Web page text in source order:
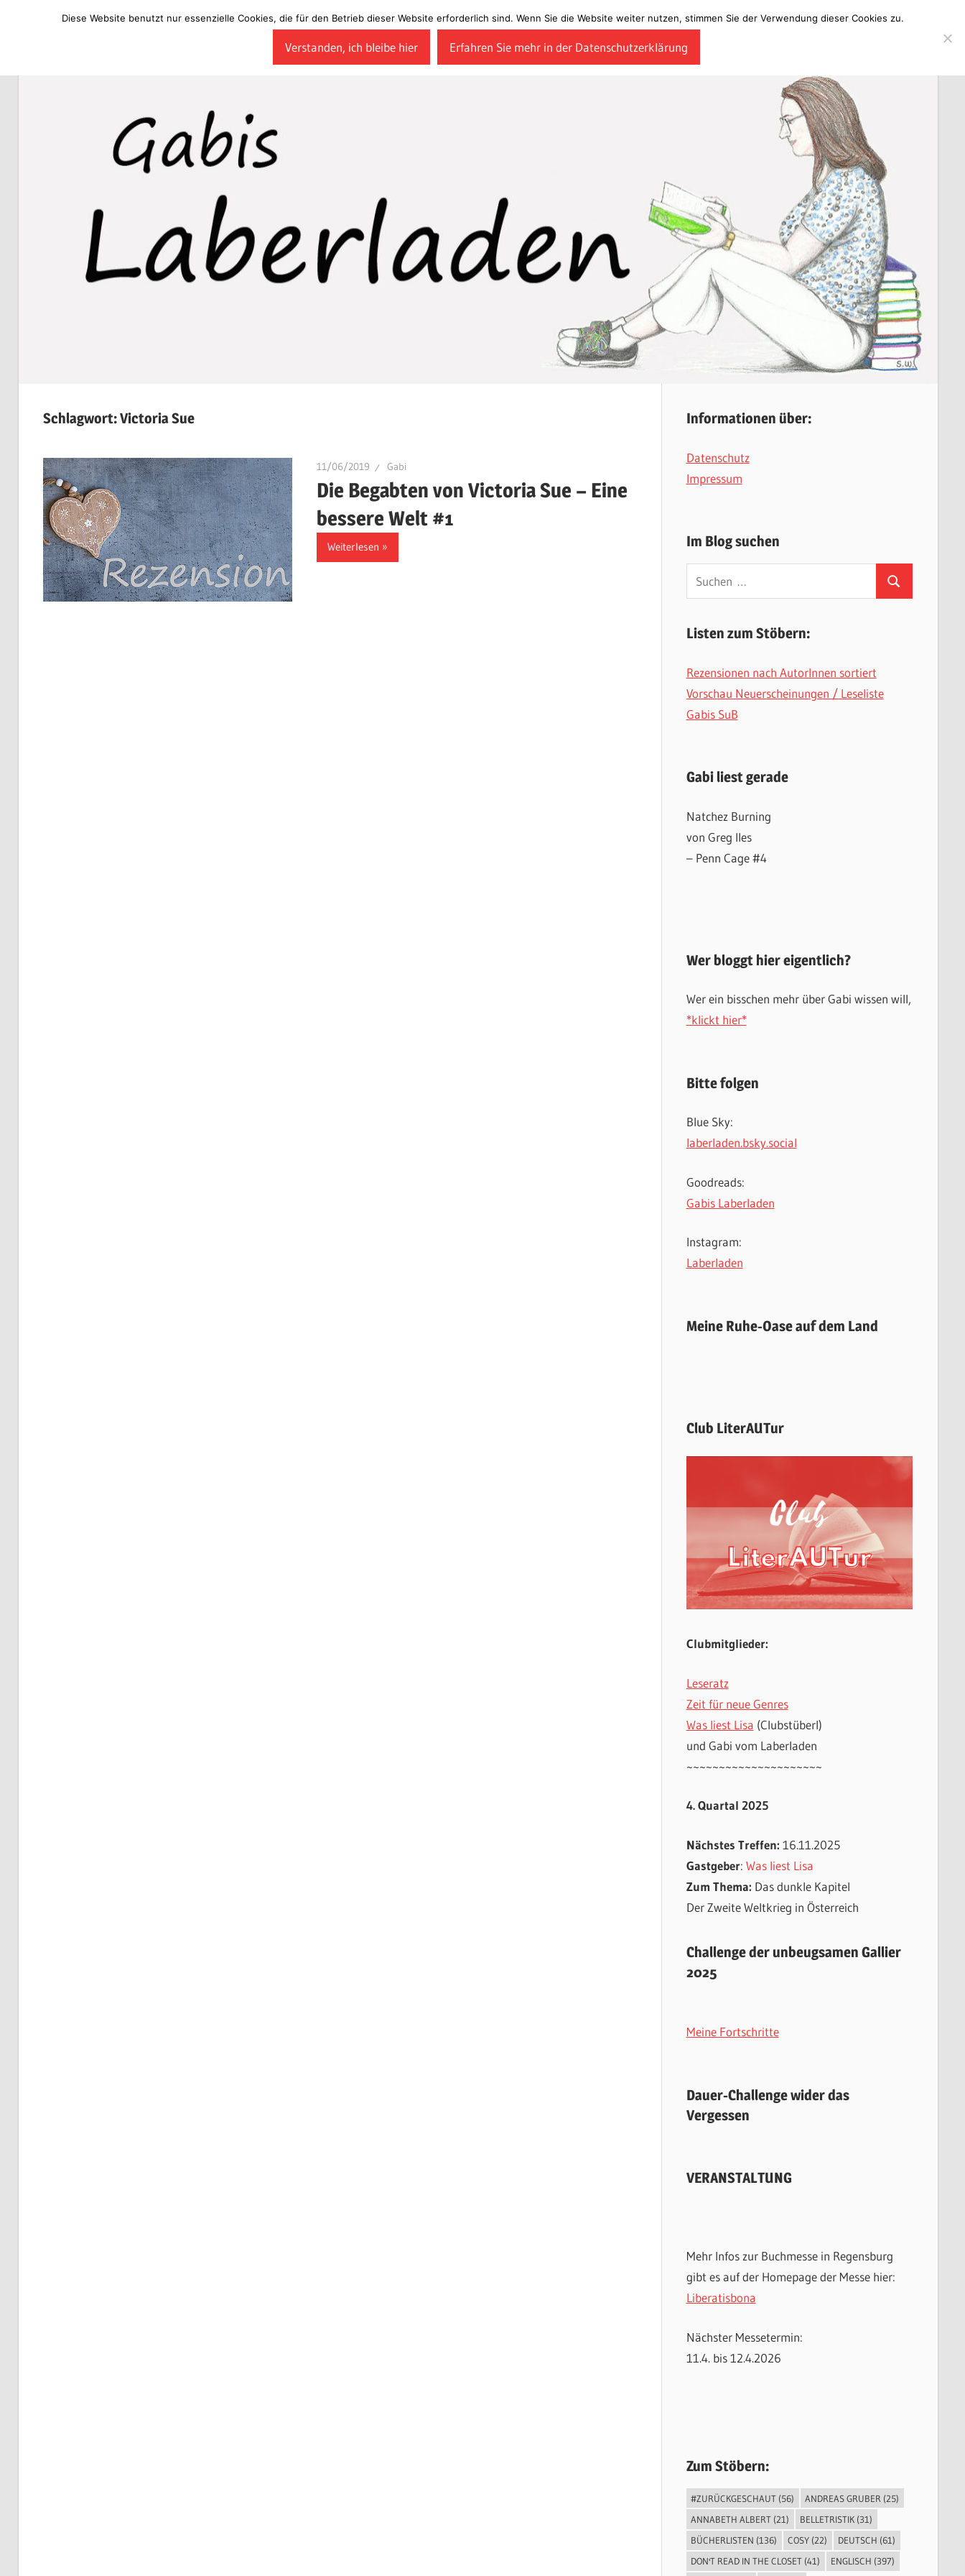
Schlagwort:Victoria Sue
11/06/2019 Gabi
Die Begabten von Victoria Sue – Eine
bessere Welt #1
Weiterlesen
Informationen über:
Datenschutz
Impressum
Im Blog suchen
Suchen
nach:
Suchen
Listen zum Stöbern:
Rezensionen nach AutorInnen sortiert
Vorschau Neuerscheinungen / Leseliste
Gabis SuB
Gabi liest gerade
Natchez Burning
von Greg Iles
– Penn Cage #4
Wer bloggt hier eigentlich?
Wer ein bisschen mehr über Gabi wissen will,
*klickt hier*
Bitte folgen
Blue Sky:
laberladen.bsky.social
Goodreads:
Gabis Laberladen
Instagram:
Laberladen
Meine Ruhe-Oase auf dem Land
Club LiterAUTur
Clubmitglieder:
Leseratz
Zeit für neue Genres
Was liest Lisa (Clubstüberl)
und Gabi vom Laberladen
~~~~~~~~~~~~~~~~~~~~~
4. Quartal 2025
Nächstes Treffen: 16.11.2025
Gastgeber: Was liest Lisa
Zum Thema: Das dunkle Kapitel
Der Zweite Weltkrieg in Österreich
Challenge der unbeugsamen Gallier
2025
Meine Fortschritte
Dauer-Challenge wider das
Vergessen
VERANSTALTUNG
Mehr Infos zur Buchmesse in Regensburg
gibt es auf der Homepage der Messe hier:
Liberatisbona
Nächster Messetermin:
11.4. bis 12.4.2026
Zum Stöbern:
#ZURÜCKGESCHAUT (56) ANDREAS GRUBER (25)
ANNABETH ALBERT (21) BELLETRISTIK (31)
BÜCHERLISTEN (136) COSY (22) DEUTSCH (61)
DON'T READ IN THE CLOSET (41) ENGLISCH (397)
Diese Website benutzt nur essenzielle Cookies, die für den Betrieb dieser Website erforderlich sind. Wenn Sie die Website weiter nutzen, stimmen Sie der Verwendung dieser Cookies zu.
Verstanden, ich bleibe hier Erfahren Sie mehr in der Datenschutzerklärung